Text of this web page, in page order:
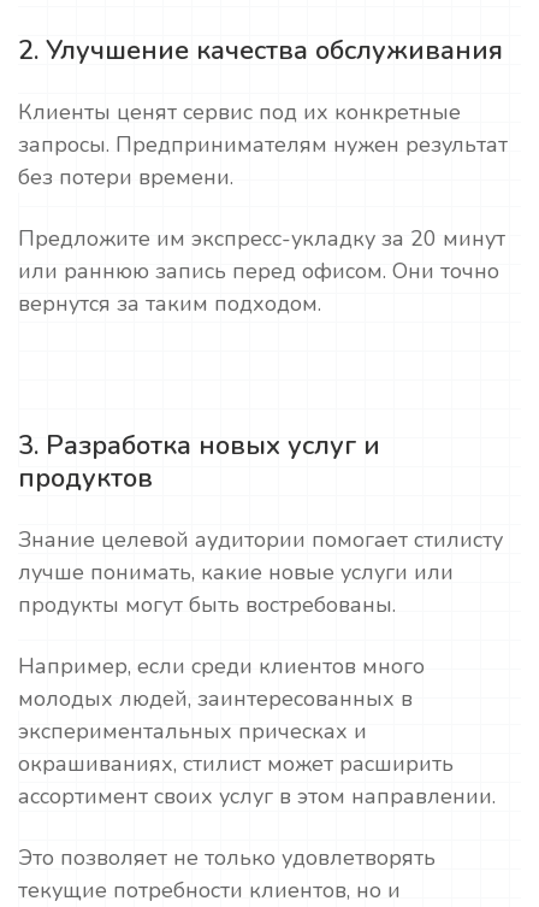
2. Улучшение качества обслуживания
Клиенты ценят сервис под их конкретные
запросы. Предпринимателям нужен результат
без потери времени.
Предложите им экспресс-укладку за 20 минут
или раннюю запись перед офисом. Они точно
вернутся за таким подходом.
3. Разработка новых услуг и
продуктов
Знание целевой аудитории помогает стилисту
лучше понимать, какие новые услуги или
продукты могут быть востребованы.
Например, если среди клиентов много
молодых людей, заинтересованных в
экспериментальных прическах и
окрашиваниях, стилист может расширить
ассортимент своих услуг в этом направлении.
Это позволяет не только удовлетворять
текущие потребности клиентов, но и